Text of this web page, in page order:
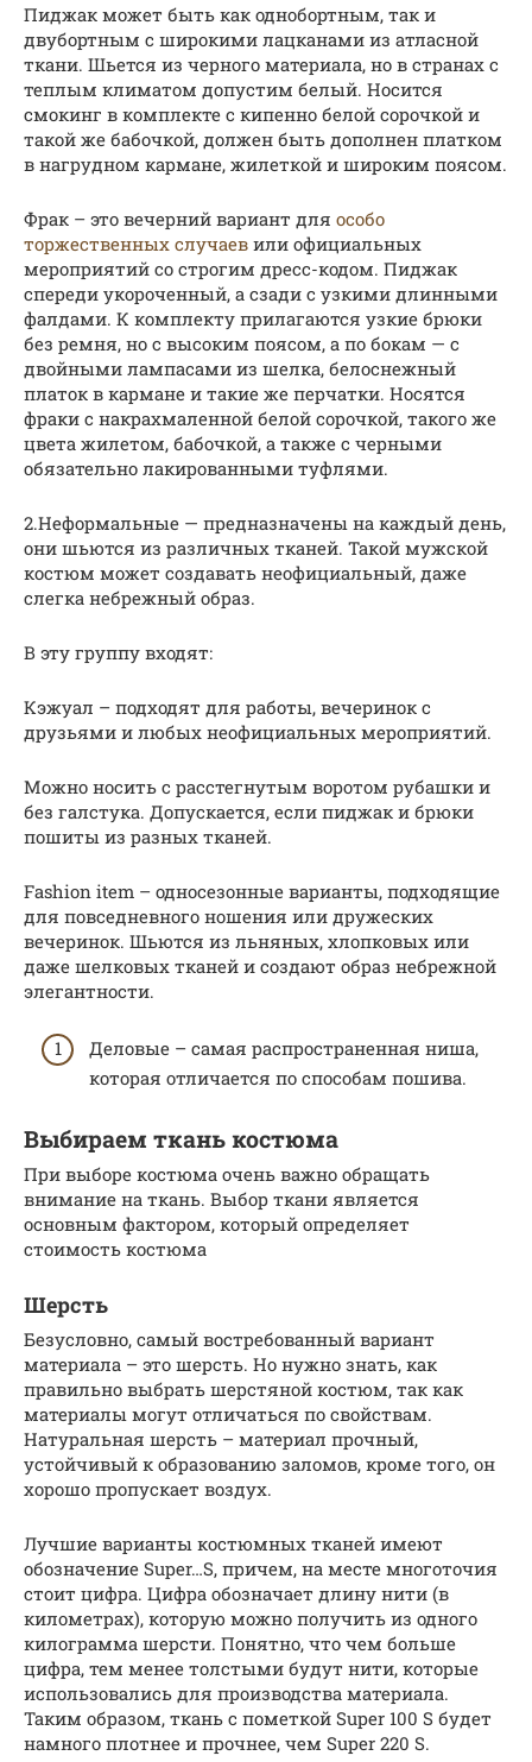
Пиджак может быть как однобортным, так и
двубортным с широкими лацканами из атласной
ткани. Шьется из черного материала, но в странах с
теплым климатом допустим белый. Носится
смокинг в комплекте с кипенно белой сорочкой и
такой же бабочкой, должен быть дополнен платком
в нагрудном кармане, жилеткой и широким поясом.
Фрак – это вечерний вариант для особо
торжественных случаев или официальных
мероприятий со строгим дресс-кодом. Пиджак
спереди укороченный, а сзади с узкими длинными
фалдами. К комплекту прилагаются узкие брюки
без ремня, но с высоким поясом, а по бокам — с
двойными лампасами из шелка, белоснежный
платок в кармане и такие же перчатки. Носятся
фраки с накрахмаленной белой сорочкой, такого же
цвета жилетом, бабочкой, а также с черными
обязательно лакированными туфлями.
2.Неформальные — предназначены на каждый день,
они шьются из различных тканей. Такой мужской
костюм может создавать неофициальный, даже
слегка небрежный образ.
В эту группу входят:
Кэжуал – подходят для работы, вечеринок с
друзьями и любых неофициальных мероприятий.
Можно носить с расстегнутым воротом рубашки и
без галстука. Допускается, если пиджак и брюки
пошиты из разных тканей.
Fashion item – односезонные варианты, подходящие
для повседневного ношения или дружеских
вечеринок. Шьются из льняных, хлопковых или
даже шелковых тканей и создают образ небрежной
элегантности.
Деловые – самая распространенная ниша,
которая отличается по способам пошива.
Выбираем ткань костюма
При выборе костюма очень важно обращать
внимание на ткань. Выбор ткани является
основным фактором, который определяет
стоимость костюма
Шерсть
Безусловно, самый востребованный вариант
материала – это шерсть. Но нужно знать, как
правильно выбрать шерстяной костюм, так как
материалы могут отличаться по свойствам.
Натуральная шерсть – материал прочный,
устойчивый к образованию заломов, кроме того, он
хорошо пропускает воздух.
Лучшие варианты костюмных тканей имеют
обозначение Super…S, причем, на месте многоточия
стоит цифра. Цифра обозначает длину нити (в
километрах), которую можно получить из одного
килограмма шерсти. Понятно, что чем больше
цифра, тем менее толстыми будут нити, которые
использовались для производства материала.
Таким образом, ткань с пометкой Super 100 S будет
намного плотнее и прочнее, чем Super 220 S.